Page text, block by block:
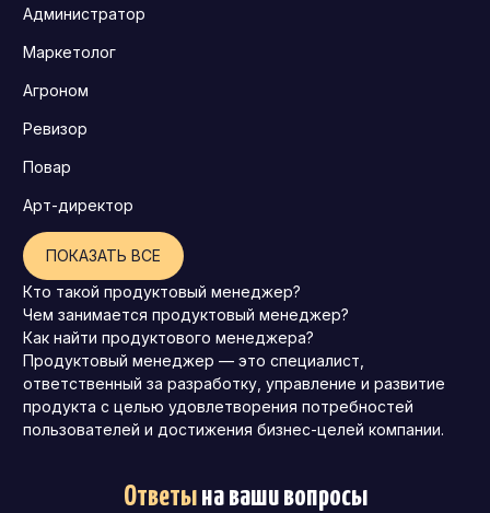
Администратор
Маркетолог
Агроном
Ревизор
Повар
Арт-директор
ПОКАЗАТЬ ВСЕ
Кто такой продуктовый менеджер?
Чем занимается продуктовый менеджер?
Как найти продуктового менеджера?
Продуктовый менеджер — это специалист,
ответственный за разработку, управление и развитие
продукта с целью удовлетворения потребностей
пользователей и достижения бизнес-целей компании.
Ответына ваши вопросы